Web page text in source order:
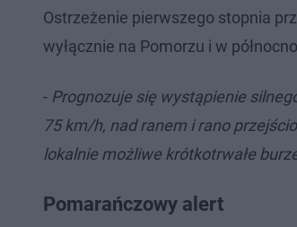
Ostrzeżenie pierwszego stopnia
wyłącznie na Pomorzu i w
- Prognozuje się wystąpienie
75 km/h, nad ranem i rano
lokalnie możliwe krótkotrwałe
Pomarańczowy alert